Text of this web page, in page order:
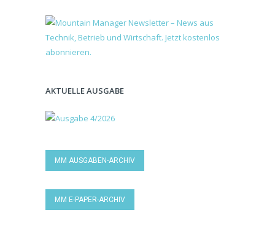
AKTUELLE AUSGABE
MM AUSGABEN-ARCHIV
MM E-PAPER-ARCHIV